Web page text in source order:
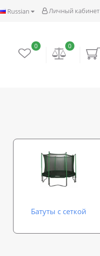
Личный кабинет
Russian
0
0
Батуты с сеткой